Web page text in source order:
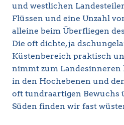
und westlichen
Flüssen und eine Unzahl
alleine beim Überfliegen
Die oft dichte, ja
Küstenbereich praktisch
nimmt zum Landesinneren
in den Hochebenen und
oft tundraartigen Bewuchs
Süden finden wir fast